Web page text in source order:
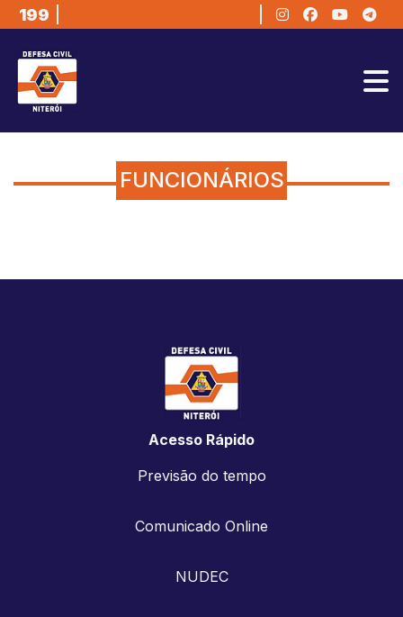
199 No sábado (08/08),
FUNCIONÁRIOS
Acesso Rápido
Previsão do tempo
Comunicado Online
NUDEC